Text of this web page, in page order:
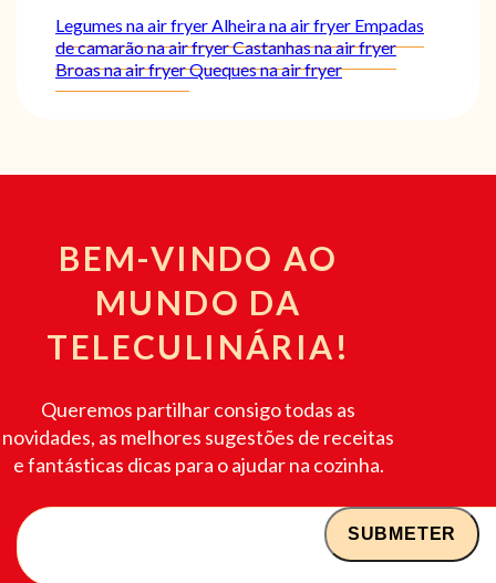
Legumes na air fryer Alheira na air fryer Empadas
de camarão na air fryerCastanhas na air fryer
Broas na air fryerQueques na air fryer
BEM-VINDO AO
MUNDO DA
TELECULINÁRIA!
Queremos partilhar consigo todas as
novidades, as melhores sugestões de receitas
e fantásticas dicas para o ajudar na cozinha.